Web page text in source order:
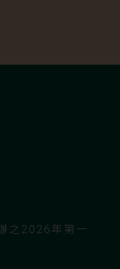
之2026年第一